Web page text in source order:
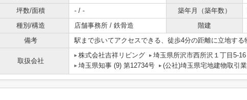
坪数/面積
- / - 築年月（築年数）
種別/構造
店舗事務所 / 鉄骨造 階建
備考
駅まで歩いてアクセスできる、徒歩4分の距離に立地する
取扱会社
株式会社吉祥リビング 埼玉県所沢市西所沢１丁目5-16
埼玉県知事 (9) 第12734号
(公社)埼玉県宅地建物取引